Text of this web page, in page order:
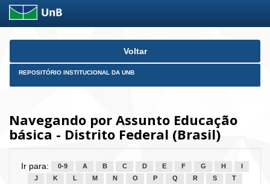
Skip
Voltar
REPOSITÓRIO INSTITUCIONAL DA UNB
Navegando por Assunto Educação
básica - Distrito Federal (Brasil)
Ir para: 0-9 A B C D E F G H
J
K L M N O P Q R S
T